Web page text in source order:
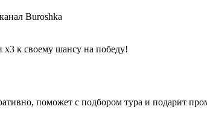
Buroshka
к своему шансу на победу!
поможет с подбором тура и подарит